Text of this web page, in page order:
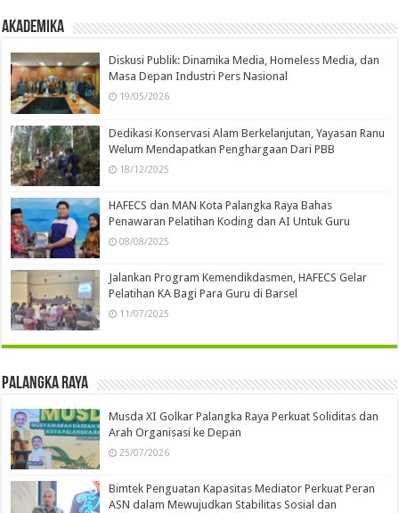
Akademika
Diskusi Publik: Dinamika Media, Homeless Media, dan
Masa Depan Industri Pers Nasional
19/05/2026
Dedikasi Konservasi Alam Berkelanjutan, Yayasan Ranu
Welum Mendapatkan Penghargaan Dari PBB
18/12/2025
HAFECS dan MAN Kota Palangka Raya Bahas
Penawaran Pelatihan Koding dan AI Untuk Guru
08/08/2025
Jalankan Program Kemendikdasmen, HAFECS Gelar
Pelatihan KA Bagi Para Guru di Barsel
11/07/2025
Palangka Raya
Musda XI Golkar Palangka Raya Perkuat Soliditas dan
Arah Organisasi ke Depan
25/07/2026
Bimtek Penguatan Kapasitas Mediator Perkuat Peran
ASN dalam Mewujudkan Stabilitas Sosial dan